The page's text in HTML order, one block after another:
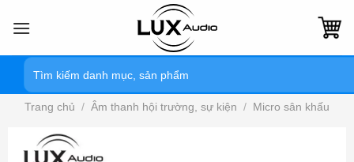
qua
Tìm
kiếm:
Trang chủ / Âm thanh hội trường, sự kiện / Micro sân khấu